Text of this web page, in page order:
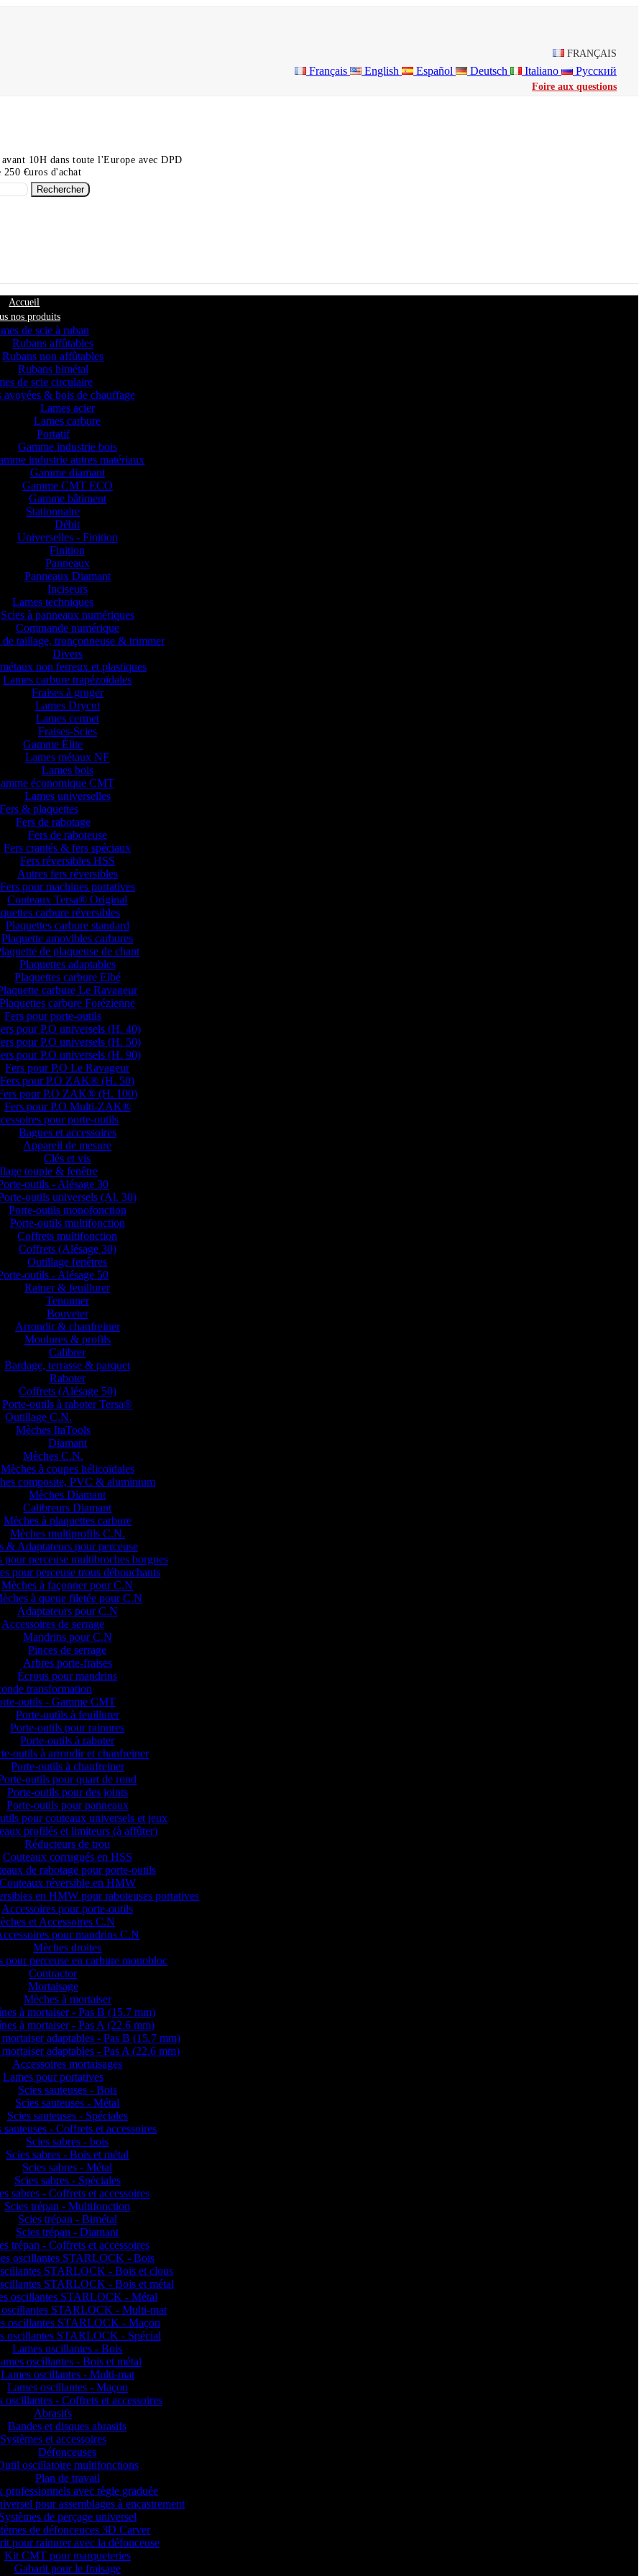
FRANÇAIS
Français English Español Deutsch Italiano Русский
Foire aux questions
10H dans toute l'Europe avec DPD
€uros d'achat
Rechercher
Accueil
nos produits
de scie à ruban
Rubans affûtables
Rubans non affûtables
Rubans bimétal
de scie circulaire
avoyées & bois de chauffage
Lames acier
Lames carbure
Portatif
Gamme industrie bois
industrie autres matériaux
Gamme diamant
Gamme CMT ECO
Gamme bâtiment
Stationnaire
Débit
Universelles - Finition
Finition
Panneaux
Panneaux Diamant
Inciseurs
Lames techniques
Scies à panneaux numériques
Commande numérique
de taillage, tronçonneuse & trimmer
Divers
non ferreux et plastiques
Lames carbure trapézoïdales
Fraises à gruger
Lames Drycut
Lames cermet
Fraises-Scies
Gamme Élite
Lames métaux NF
Lames bois
économique CMT
Lames universelles
Fers & plaquettes
Fers de rabotage
Fers de raboteuse
Fers crantés & fers spéciaux
Fers réversibles HSS
Autres fers réversibles
Fers pour machines portatives
Couteaux Tersa® Original
carbure réversibles
Plaquettes carbure standard
Plaquette amovibles carbures
de plaqueuse de chant
Plaquettes adaptables
Plaquettes carbure Elbé
carbure Le Ravageur
Plaquettes carbure Forézienne
Fers pour porte-outils
pour P.O universels (H. 40)
pour P.O universels (H. 50)
pour P.O universels (H. 90)
Fers pour P.O Le Ravageur
Fers pour P.O ZAK® (H. 50)
pour P.O ZAK® (H. 100)
Fers pour P.O Multi-ZAK®
pour porte-outils
Bagues et accessoires
Appareil de mesure
Clés et vis
toupie & fenêtre
outils - Alésage 30
outils universels (Al. 30)
Porte-outils monofonction
Porte-outils multifonction
Coffrets multifonction
Coffrets (Alésage 30)
Outillage fenêtres
outils - Alésage 50
Rainer & feuillurer
Tenonner
Bouveter
Arrondir & chanfreiner
Moulures & profils
Calibrer
Bardage, terrasse & parquet
Raboter
Coffrets (Alésage 50)
Porte-outils à raboter Tersa®
Outillage C.N.
Mèches ItaTools
Diamant
Mèches C.N.
Mèches à coupes hélicoïdales
composite, PVC & aluminium
Mèches Diamant
Calibreurs Diamant
Mèches à plaquettes carbure
Mèches multiprofils C.N.
& Adaptateurs pour perceuse
pour perceuse multibroches borgnes
pour perceuse trous débouchants
Mèches à façonner pour C.N
à queue filetée pour C.N
Adaptateurs pour C.N
Accessoires de serrage
Mandrins pour C.N
Pinces de serrage
Arbres porte-fraises
Écrous pour mandrins
transformation
outils - Gamme CMT
Porte-outils à feuillurer
Porte-outils pour rainures
Porte-outils à raboter
outils à arrondir et chanfreiner
Porte-outils à chanfreiner
outils pour quart de rond
Porte-outils pour des joints
Porte-outils pour panneaux
pour couteaux universels et jeux
profilés et limiteurs (à affûter)
Réducteurs de trou
Couteaux corrugués en HSS
de rabotage pour porte-outils
Couteaux réversible en HMW
en HMW pour raboteuses portatives
Accessoires pour porte-outils
et Accessoires C.N
pour mandrins C.N
Mèches droites
pour perceuse en carbure monobloc
Contractor
Mortaisage
Mèches à mortaiser
à mortaiser - Pas B (15.7 mm)
à mortaiser - Pas A (22.6 mm)
adaptables - Pas B (15.7 mm)
adaptables - Pas A (22.6 mm)
Accessoires mortaisages
Lames pour portatives
Scies sauteuses - Bois
Scies sauteuses - Métal
Scies sauteuses - Spéciales
sauteuses - Coffrets et accessoires
Scies sabres - bois
Scies sabres - Bois et métal
Scies sabres - Métal
Scies sabres - Spéciales
sabres - Coffrets et accessoires
Scies trépan - Multifonction
Scies trépan - Bimétal
Scies trépan - Diamant
trépan - Coffrets et accessoires
oscillantes STARLOCK - Bois
STARLOCK - Bois et clous
STARLOCK - Bois et métal
oscillantes STARLOCK - Métal
oscillantes STARLOCK - Multi-mat
oscillantes STARLOCK - Maçon
oscillantes STARLOCK - Spécial
Lames oscillantes - Bois
oscillantes - Bois et métal
Lames oscillantes - Multi-mat
Lames oscillantes - Maçon
oscillantes - Coffrets et accessoires
Abrasifs
Bandes et disques abrasifs
Systèmes et accessoires
Défonceuses
oscillatoire multifonctions
Plan de travail
professionnels avec règle graduée
pour assemblages à encastrement
Systèmes de perçage universel
de défonceuces 3D Carver
pour rainurer avec la défonceuse
Kit CMT pour marqueteries
Gabarit pour le fraisage